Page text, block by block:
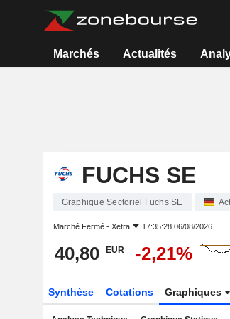
Marchés Actualités
FUCHS SE
Graphique Sectoriel Fuchs SE
Marché Fermé - Xetra 17:35:28 06/08/2026
40,80 EUR -2,21%
Synthèse Cotations Graphiques